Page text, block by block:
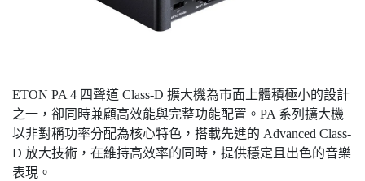
ETON PA 4 四聲道 Class-D 擴大機為市面上體積極小的設計
之一，卻同時兼顧高效能與完整功能配置。PA 系列擴大機
以非對稱功率分配為核心特色，搭載先進的 Advanced Class-
D 放大技術，在維持高效率的同時，提供穩定且出色的音樂
表現。